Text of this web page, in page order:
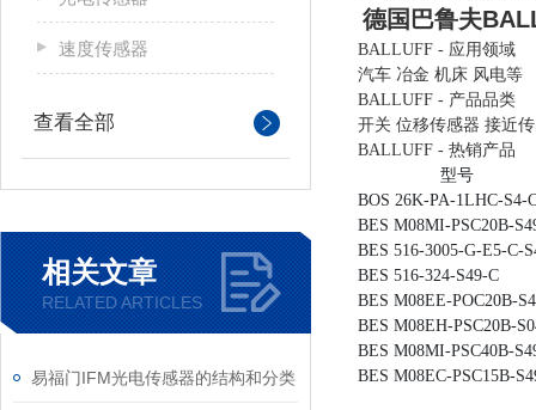
速度传感器
查看全部
相关文章
RELATED ARTICLES
易福门IFM光电传感器的结构和分类
德国巴鲁夫
BALLUFF - 应用领域
汽车 冶金 机床 风电等
BALLUFF - 产品品类
开关 位移传感器 接近
BALLUFF - 热销产品
型号
BOS 26K-PA-1LHC-S4-
BES M08MI-PSC20B-
BES 516-3005-G-E5-C-
BES 516-324-S49-C
BES M08EE-POC20B-
BES M08EH-PSC20B-
BES M08MI-PSC40B-
BES M08EC-PSC15B-